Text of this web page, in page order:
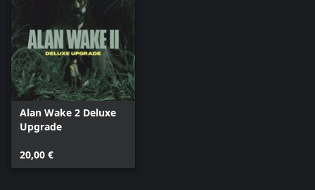
lors de son utilisation. Les objets du Pack de ressources de survie
sont débloqués lors de la 2e mission.
Alan Wake 2 Deluxe
Upgrade
20,00 €